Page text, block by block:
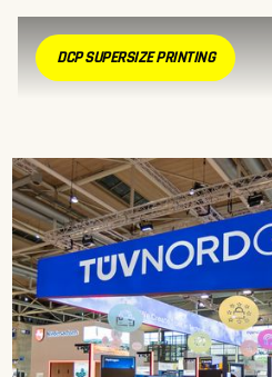
DCP SUPERSIZE PRINTING